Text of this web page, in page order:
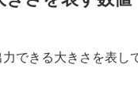
できる大きさを表し